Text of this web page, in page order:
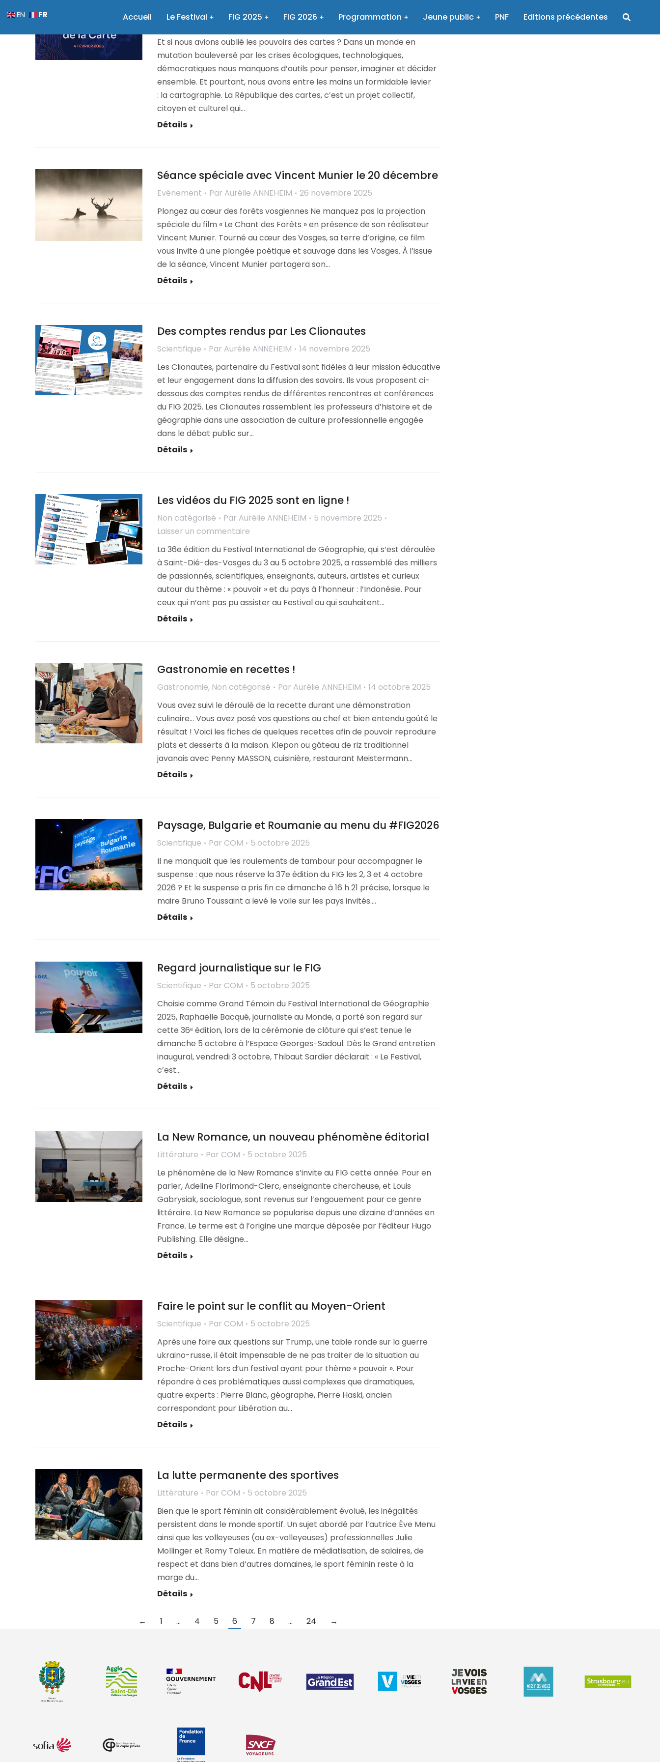
Accueil Le Festival FIG 2025 FIG 2026 Programmation Jeune public PNF Editions précédentes
23 janvier 2026
Et si nous avions oublié les pouvoirs des cartes ? Dans un monde en
mutation bouleversé par les crises écologiques, technologiques,
démocratiques nous manquons d’outils pour penser, imaginer et décider
ensemble. Et pourtant, nous avons entre les mains un formidable levier
: la cartographie. La République des cartes, c’est un projet collectif,
citoyen et culturel qui…
Détails
Séance spéciale avec Vincent Munier le 20 décembre
Evénement Par Aurélie ANNEHEIM
26 novembre 2025
Plongez au cœur des forêts vosgiennes Ne manquez pas la projection
spéciale du film « Le Chant des Forêts » en présence de son réalisateur
Vincent Munier. Tourné au cœur des Vosges, sa terre d’origine, ce film
vous invite à une plongée poétique et sauvage dans les Vosges. À l’issue
de la séance, Vincent Munier partagera son…
Détails
Des comptes rendus par Les Clionautes
Scientifique Par Aurélie ANNEHEIM
14 novembre 2025
Les Clionautes, partenaire du Festival sont fidèles à leur mission éducative
et leur engagement dans la diffusion des savoirs. Ils vous proposent ci-
dessous des comptes rendus de différentes rencontres et conférences
du FIG 2025. Les Clionautes rassemblent les professeurs d’histoire et de
géographie dans une association de culture professionnelle engagée
dans le débat public sur…
Détails
Les vidéos du FIG 2025 sont en ligne !
Non catégorisé Par Aurélie ANNEHEIM
5 novembre 2025
Laisser un commentaire
La 36e édition du Festival International de Géographie, qui s’est déroulée
à Saint-Dié-des-Vosges du 3 au 5 octobre 2025, a rassemblé des milliers
de passionnés, scientifiques, enseignants, auteurs, artistes et curieux
autour du thème : « pouvoir » et du pays à l’honneur : l’Indonésie. Pour
ceux qui n’ont pas pu assister au Festival ou qui souhaitent…
Détails
Gastronomie en recettes !
Gastronomie, Non catégorisé Par Aurélie ANNEHEIM
14 octobre 2025
Vous avez suivi le déroulé de la recette durant une démonstration
culinaire… Vous avez posé vos questions au chef et bien entendu goûté le
résultat ! Voici les fiches de quelques recettes afin de pouvoir reproduire
plats et desserts à la maison. Klepon ou gâteau de riz traditionnel
javanais avec Penny MASSON, cuisinière, restaurant Meistermann…
Détails
Paysage, Bulgarie et Roumanie au menu du #FIG2026
Scientifique Par COM
5 octobre 2025
Il ne manquait que les roulements de tambour pour accompagner le
suspense : que nous réserve la 37e édition du FIG les 2, 3 et 4 octobre
2026 ? Et le suspense a pris fin ce dimanche à 16 h 21 précise, lorsque le
maire Bruno Toussaint a levé le voile sur les pays invités.…
Détails
Regard journalistique sur le FIG
Scientifique Par COM
5 octobre 2025
Choisie comme Grand Témoin du Festival International de Géographie
2025, Raphaëlle Bacqué, journaliste au Monde, a porté son regard sur
cette 36ᵉ édition, lors de la cérémonie de clôture qui s’est tenue le
dimanche 5 octobre à l’Espace Georges-Sadoul. Dès le Grand entretien
inaugural, vendredi 3 octobre, Thibaut Sardier déclarait : « Le Festival,
c’est…
Détails
La New Romance, un nouveau phénomène éditorial
Littérature Par COM
5 octobre 2025
Le phénomène de la New Romance s’invite au FIG cette année. Pour en
parler, Adeline Florimond-Clerc, enseignante chercheuse, et Louis
Gabrysiak, sociologue, sont revenus sur l’engouement pour ce genre
littéraire. La New Romance se popularise depuis une dizaine d’années en
France. Le terme est à l’origine une marque déposée par l’éditeur Hugo
Publishing. Elle désigne…
Détails
Faire le point sur le conflit au Moyen-Orient
Scientifique Par COM
5 octobre 2025
Après une foire aux questions sur Trump, une table ronde sur la guerre
ukraino-russe, il était impensable de ne pas traiter de la situation au
Proche-Orient lors d’un festival ayant pour thème « pouvoir ». Pour
répondre à ces problématiques aussi complexes que dramatiques,
quatre experts : Pierre Blanc, géographe, Pierre Haski, ancien
correspondant pour Libération au…
Détails
La lutte permanente des sportives
Littérature Par COM
5 octobre 2025
Bien que le sport féminin ait considérablement évolué, les inégalités
persistent dans le monde sportif. Un sujet abordé par l’autrice Ève Menu
ainsi que les volleyeuses (ou ex-volleyeuses) professionnelles Julie
Mollinger et Romy Taleux. En matière de médiatisation, de salaires, de
respect et dans bien d’autres domaines, le sport féminin reste à la
marge du…
Détails
← 1 … 4 5 6 7 8 … 24 →
EN FR